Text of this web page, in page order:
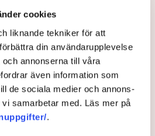
cookies
liknande tekniker för att
din användarupplevelse
annonserna till våra
även information som
de sociala medier och annons-
samarbetar med. Läs mer på
.